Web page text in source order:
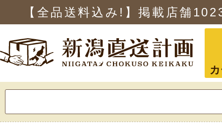
【全品送料込み!】掲載店舗
索: